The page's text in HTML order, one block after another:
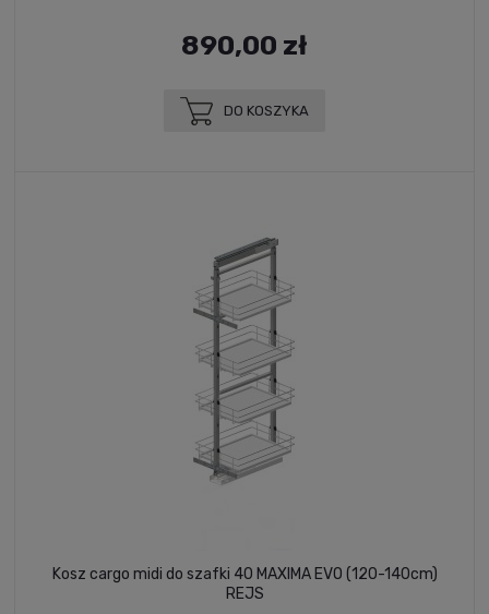
890,00 zł
DO KOSZYKA
Kosz cargo midi do szafki 40 MAXIMA EVO (120-140cm)
REJS